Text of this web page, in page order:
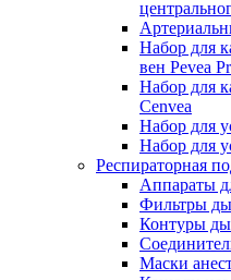
Набор для
вен Pevea
Набор для
Cenvea
Набор для
Набор для
Респираторная
Аппараты
Фильтры
Контуры
Маски